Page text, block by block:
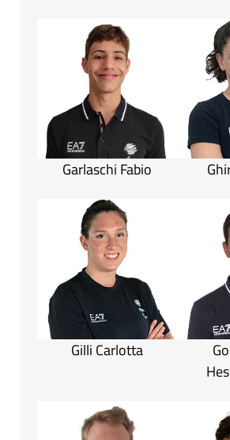
Garlaschi Fabio
Gilli Carlotta